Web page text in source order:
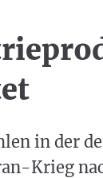
in der
Krieg